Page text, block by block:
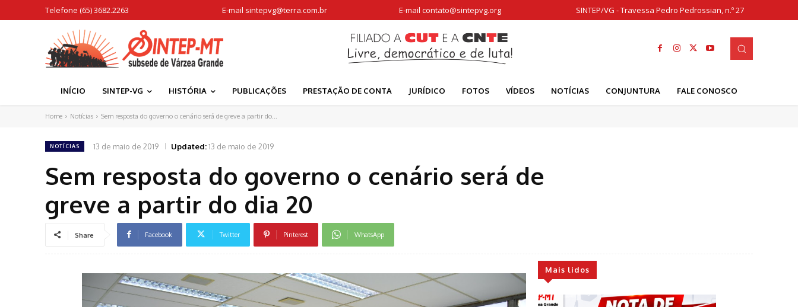
Telefone (65) 3682.2263 E-mail sintepvg@terra.com.br E-mail contato@sintepvg.org SINTEP/VG - Travessa Pedro Pedrossian, n.º 27
INÍCIO SINTEP-VG HISTÓRIA PUBLICAÇÕES PRESTAÇÃO DE CONTA JURÍDICO FOTOS VÍDEOS NOTÍCIAS CONJUNTURA FALE CONOSCO
Home Notícias Sem resposta do governo o cenário será de greve a partir do...
NOTÍCIAS 13 de maio de 2019 Updated:13 de maio de 2019
Sem resposta do governo o cenário será de
greve a partir do dia 20
Share Facebook Twitter Pinterest WhatsApp
Mais lidos